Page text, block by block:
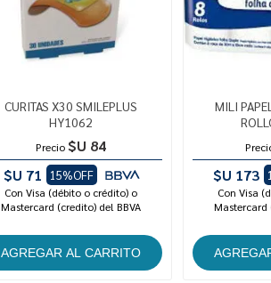
CURITAS X30 SMILEPLUS
HY1062
Precio $U 84
$U 71
15%OFF
Con Visa (débito o crédito) o
Mastercard (credito) del BBVA
MILI
$U 173
Con Visa
Mastercard